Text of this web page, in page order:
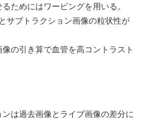
ためにはワーピングを用いる。
サブトラクション画像の粒状性が
の引き算で血管を高コントラスト
は過去画像とライブ画像の差分に